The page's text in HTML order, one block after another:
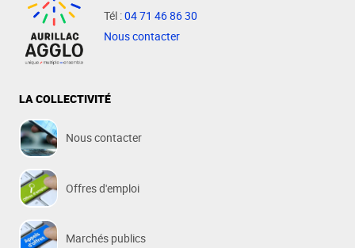
Tél :04 71 46 86 30
Nous contacter
LA COLLECTIVITÉ
Nous contacter
Offres d'emploi
Marchés publics